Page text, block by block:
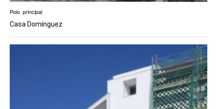
Poio principal
Casa Domínguez